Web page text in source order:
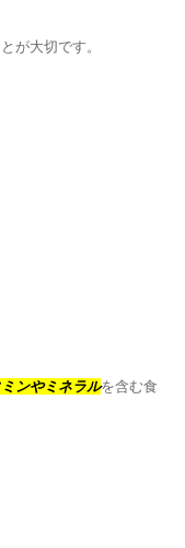
が大切です。
ンやミネラルを含む食